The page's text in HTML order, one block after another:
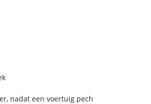
nadat een voertuig pech